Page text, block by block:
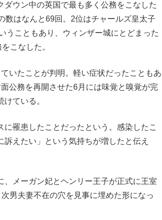
ウン中の英国で最も多く公務をこなした
数はなんと69回。2位はチャールズ皇太子
うこともあり、ウィンザー城にとどまった
こなした。
いたことが判明。軽い症状だったこともあ
公務を再開させた6月には味覚と嗅覚が完
ている。
罹患したことだったという。感染したこ
えたい」という気持ちが増したと伝え
メーガン妃とヘンリー王子が正式に王室
男夫妻不在の穴を見事に埋めた形になっ